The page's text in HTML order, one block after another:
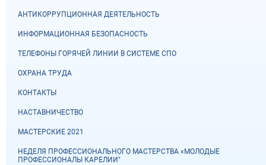
АНТИКОРРУПЦИОННАЯ ДЕЯТЕЛЬНОСТЬ
ИНФОРМАЦИОННАЯ БЕЗОПАСНОСТЬ
ТЕЛЕФОНЫ ГОРЯЧЕЙ ЛИНИИ В СИСТЕМЕ СПО
ОХРАНА ТРУДА
КОНТАКТЫ
НАСТАВНИЧЕСТВО
МАСТЕРСКИЕ 2021
НЕДЕЛЯ ПРОФЕССИОНАЛЬНОГО МАСТЕРСТВА «МОЛОДЫЕ
ПРОФЕССИОНАЛЫ КАРЕЛИИ"